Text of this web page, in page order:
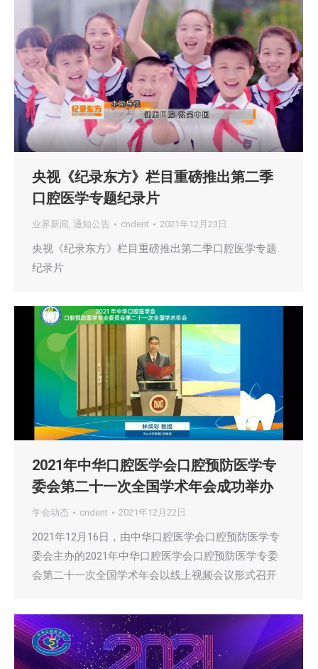
央视《纪录东方》栏目重磅推出第二季
口腔医学专题纪录片
业界新闻 , 通知公告 cndent 2021年12月23日
央视《纪录东方》栏目重磅推出第二季口腔医学专题
纪录片
2021年中华口腔医学会口腔预防医学专
委会第二十一次全国学术年会成功举办
学会动态 cndent 2021年12月22日
2021年12月16日，由中华口腔医学会口腔预防医学专
委会主办的2021年中华口腔医学会口腔预防医学专委
会第二十一次全国学术年会以线上视频会议形式召开